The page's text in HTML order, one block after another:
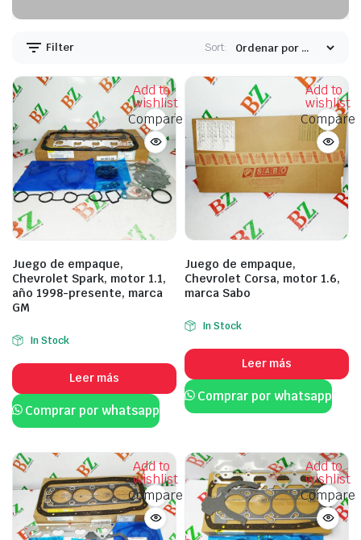
Filter Sort:
Add to
wishlist
Compare
Juego de empaque,
Chevrolet Spark, motor 1.1,
año 1998-presente, marca
GM
In Stock
Leer más
Comprar por whatsapp
Add to
wishlist
Compare
Juego de empaque,
Chevrolet Corsa, motor 1.6,
marca Sabo
In Stock
Leer más
Comprar por whatsapp
Add to
wishlist
Compare
Add to
wishlist
Compare